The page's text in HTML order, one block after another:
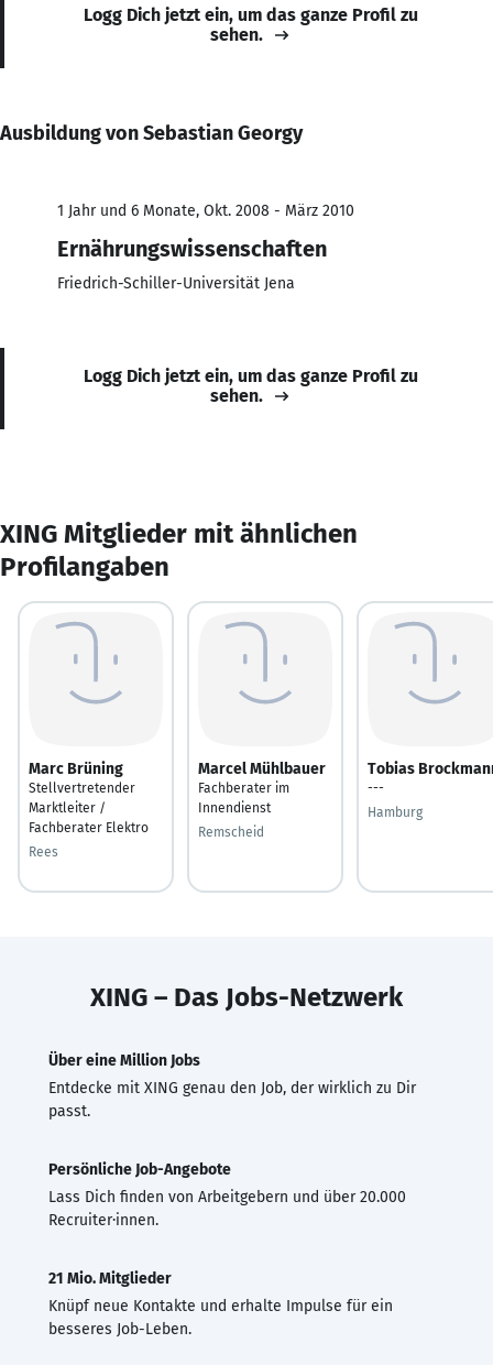
Logg Dich jetzt ein, um das ganze Profil zu
sehen.
Ausbildung von Sebastian Georgy
1 Jahr und 6 Monate, Okt. 2008 - März 2010
Ernährungswissenschaften
Friedrich-Schiller-Universität Jena
Logg Dich jetzt ein, um das ganze Profil zu
sehen.
XING Mitglieder mit ähnlichen
Profilangaben
Marc Brüning
Stellvertretender
Marktleiter /
Fachberater Elektro
Rees
Marcel Mühlbauer
Fachberater im
Innendienst
Remscheid
Tobias
---
Hamburg
XING – Das Jobs-Netzwerk
Über eine Million Jobs
Entdecke mit XING genau den Job, der wirklich zu Dir
passt.
Persönliche Job-Angebote
Lass Dich finden von Arbeitgebern und über 20.000
Recruiter·innen.
21 Mio. Mitglieder
Knüpf neue Kontakte und erhalte Impulse für ein
besseres Job-Leben.